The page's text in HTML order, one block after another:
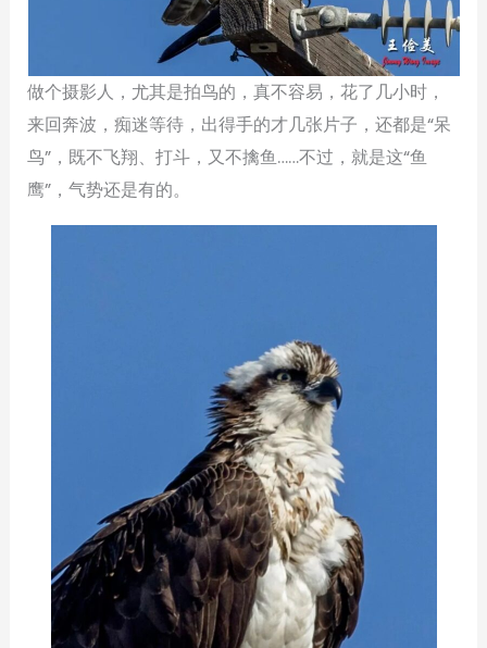
做个摄影人，尤其是拍鸟的，真不容易，花了几小时，
来回奔波，痴迷等待，出得手的才几张片子，还都是“呆
鸟”，既不飞翔、打斗，又不擒鱼……不过，就是这“鱼
鹰”，气势还是有的。